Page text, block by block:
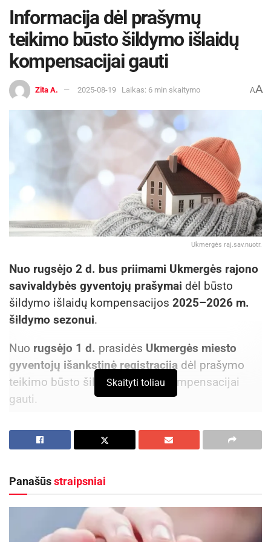
Informacija dėl prašymų
teikimo būsto šildymo išlaidų
kompensacijai gauti
Zita A. 2025-08-19 Laikas: 6 min skaitymo AA
Ukmergės raj.sav.nuotr.
Nuo rugsėjo 2 d. bus priimami Ukmergės rajono
savivaldybės gyventojų prašymai dėl būsto
šildymo išlaidų kompensacijos 2025–2026 m.
šildymo sezonui.
Nuo rugsėjo 1 d. prasidės Ukmergės miesto
gyventojų išankstinė registracija dėl prašymo
teikimo būsto šildymo išlaidų kompensacijai
gauti.
Ukmergės miesto gyventojai galės registruotis:
ma;
telefonu0 686 15196;
atvykus gyvai įUkmergės rajono savivaldybės
Skaityti toliau
Panašūsstraipsniai